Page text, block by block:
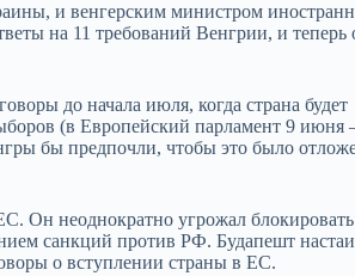
и венгерским министром
на 11 требований Венгрии, и теперь
до начала июля, когда страна будет
(в Европейский парламент 9
бы предпочли, чтобы это было
Он неоднократно угрожал
санкций против РФ. Будапешт
о вступлении страны в ЕС.